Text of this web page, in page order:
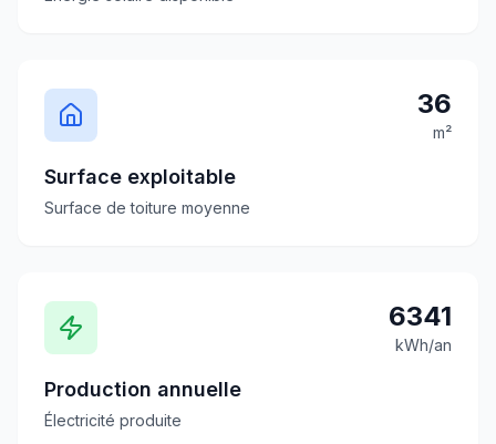
36
m²
Surface exploitable
Surface de toiture moyenne
6341
kWh/an
Production annuelle
Électricité produite